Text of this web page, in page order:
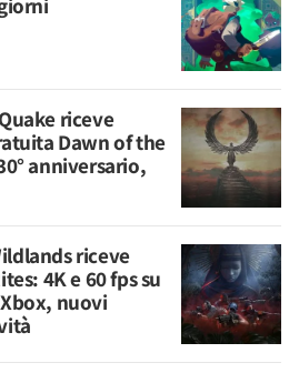
riceve
Dawn of the
anniversario,
riceve
4K e 60 fps su
Xbox, nuovi